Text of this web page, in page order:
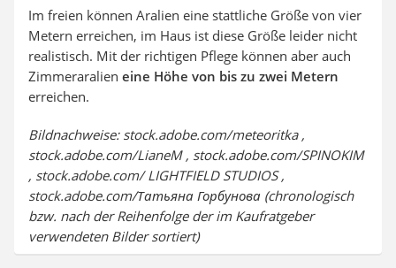
Im freien können Aralien eine stattliche Größe von vier
Metern erreichen, im Haus ist diese Größe leider nicht
realistisch. Mit der richtigen Pflege können aber auch
Zimmeraralien eine Höhe von bis zu zwei Metern
erreichen.
Bildnachweise: stock.adobe.com/meteoritka ,
stock.adobe.com/LianeM , stock.adobe.com/SPINOKIM
, stock.adobe.com/ LIGHTFIELD STUDIOS ,
stock.adobe.com/Татьяна Горбунова (chronologisch
bzw. nach der Reihenfolge der im Kaufratgeber
verwendeten Bilder sortiert)